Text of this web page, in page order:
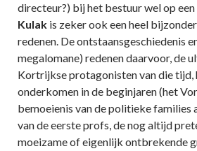
directeur?) bij het bestuur wel op
Kulak is zeker ook een heel
redenen. De ontstaansgeschiedenis
megalomane) redenen daarvoor, de
Kortrijkse protagonisten van die
onderkomen in de beginjaren (het
bemoeienis van de politieke families
van de eerste profs, de nog altijd
moeizame of eigenlijk ontbrekende